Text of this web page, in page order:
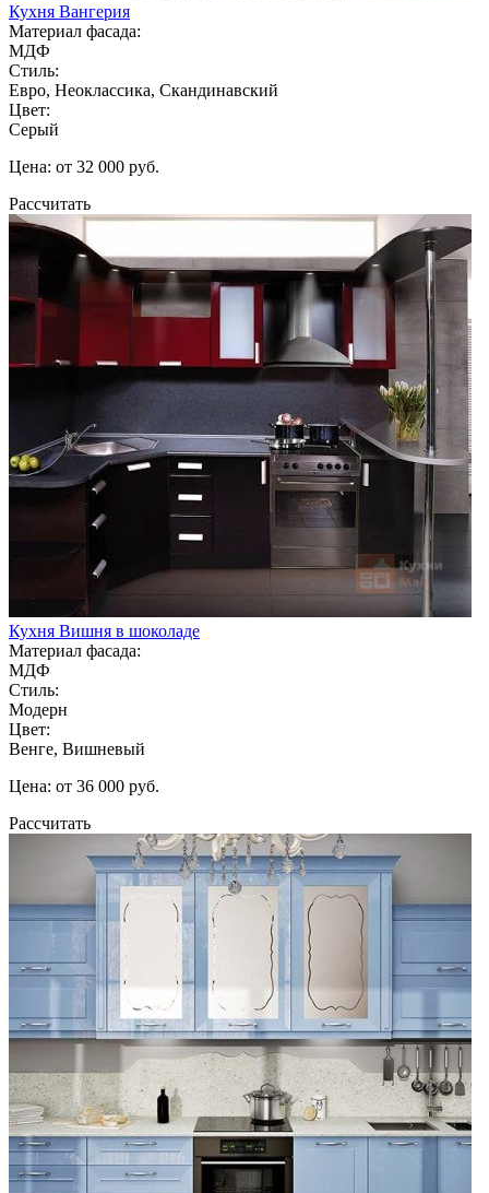
Кухня Вангерия
Материал фасада:
МДФ
Стиль:
Евро, Неоклассика, Скандинавский
Цвет:
Серый
Цена: от 32 000 руб.
Рассчитать
Кухня Вишня в шоколаде
Материал фасада:
МДФ
Стиль:
Модерн
Цвет:
Венге, Вишневый
Цена: от 36 000 руб.
Рассчитать